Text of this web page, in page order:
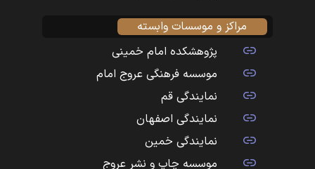
مراکز و موسسات وابسته
پژوهشکده امام خمینی
موسسه فرهنگی عروج امام
نمایندگی قم
نمایندگی اصفهان
نمایندگی خمین
موسسه چاپ و نشر عروج